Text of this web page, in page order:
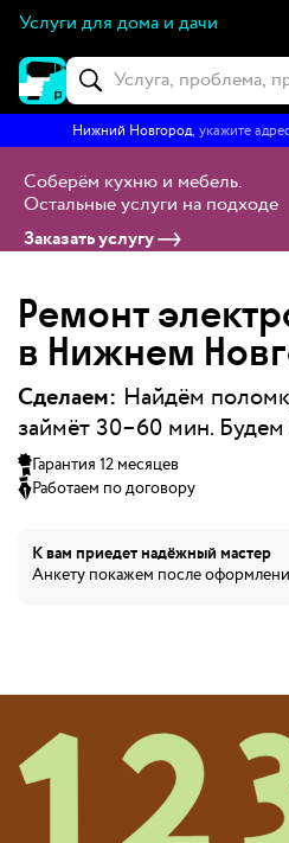
Услуги для дома и дачи
Нижний Новгород, укажите
Соберём кухню и мебель.
Остальные услуги на подходе
Заказать услугу
Ремонт
в Нижнем
Сделаем: Найдём
займёт 30–60 мин. Будем
Гарантия 12 месяцев
Работаем по договору
К вам приедетнадёжный мастер
Анкету покажем после